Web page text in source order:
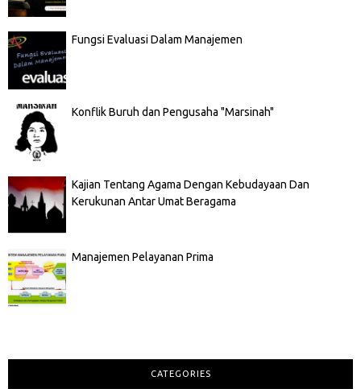
Fungsi Evaluasi Dalam Manajemen
Konflik Buruh dan Pengusaha "Marsinah"
Kajian Tentang Agama Dengan Kebudayaan Dan
Kerukunan Antar Umat Beragama
Manajemen Pelayanan Prima
CATEGORIES